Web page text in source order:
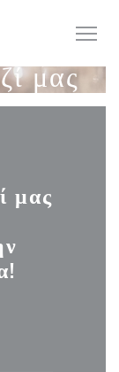
μας
μας